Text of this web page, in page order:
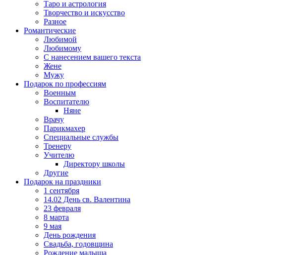
Таро и астрология
Творчество и искусство
Разное
Романтические
Любимой
Любимому
С нанесением вашего текста
Жене
Мужу
Подарок по профессиям
Военным
Воспитателю
Няне
Врачу
Парикмахер
Специальные службы
Тренеру
Учителю
Директору школы
Другие
Подарок на праздники
1 сентября
14.02 День св. Валентина
23 февраля
8 марта
9 мая
День рождения
Свадьба, годовщина
Рождение малыша